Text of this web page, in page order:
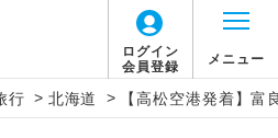
ログイン
会員登録
メニュー
行 > 北海道 > 【高松空港発着】
について】
設使用料は含まれてお
説明